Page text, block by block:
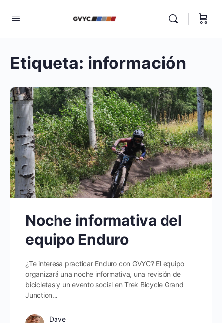
Etiqueta: información
Noche informativa del
equipo Enduro
¿Te interesa practicar Enduro con GVYC? El equipo
organizará una noche informativa, una revisión de
bicicletas y un evento social en Trek Bicycle Grand
Junction…
Dave